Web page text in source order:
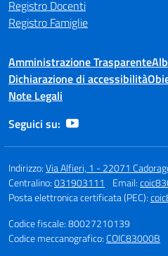
Registro Docenti
Registro Famiglie
Amministrazione Trasparente
Dichiarazione di accessibilità
Note Legali
Seguici su:
Indirizzo:Via Alfieri, 1 - 22071
Centralino:031903111 Email:
Posta elettronica certificata (PEC):
Codice fiscale: 80027210139
Codice meccanografico:COIC83000B